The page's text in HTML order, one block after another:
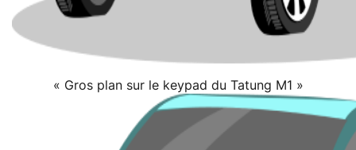
« Gros plan sur le keypad du Tatung M1 »